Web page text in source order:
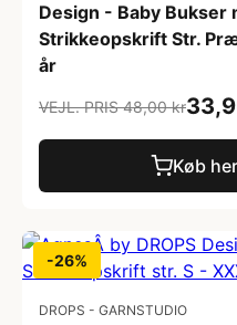
Design - Baby Bukser
Strikkeopskrift Str.
år
VEJL. PRIS 48,00 kr
Køb her
-26%
DROPS - GARNSTUDIO